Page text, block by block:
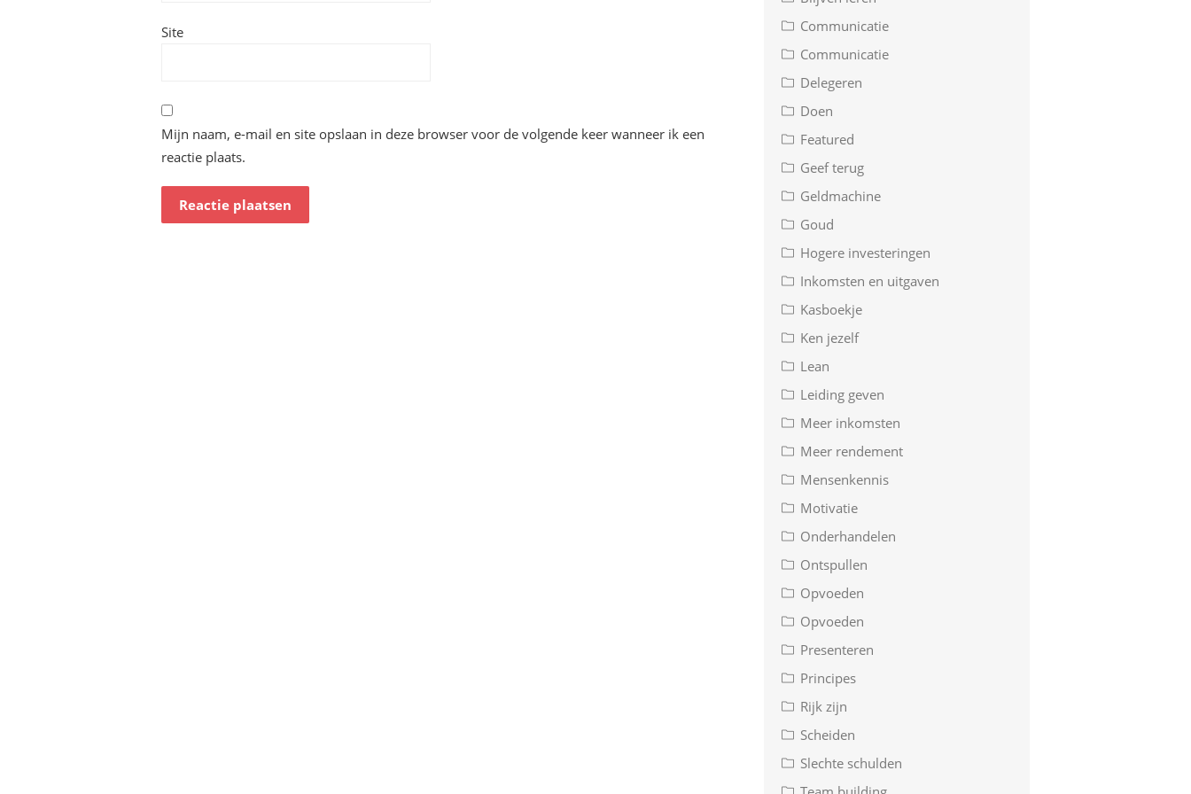
Site
Mijn naam, e-mail en site opslaan in deze browser voor de volgende keer wanneer ik een
reactie plaats.
Communicatie
Communicatie
Delegeren
Doen
Featured
Geef terug
Geldmachine
Goud
Hogere investeringen
Inkomsten en uitgaven
Kasboekje
Ken jezelf
Lean
Leiding geven
Meer inkomsten
Meer rendement
Mensenkennis
Motivatie
Onderhandelen
Ontspullen
Opvoeden
Opvoeden
Presenteren
Principes
Rijk zijn
Scheiden
Slechte schulden